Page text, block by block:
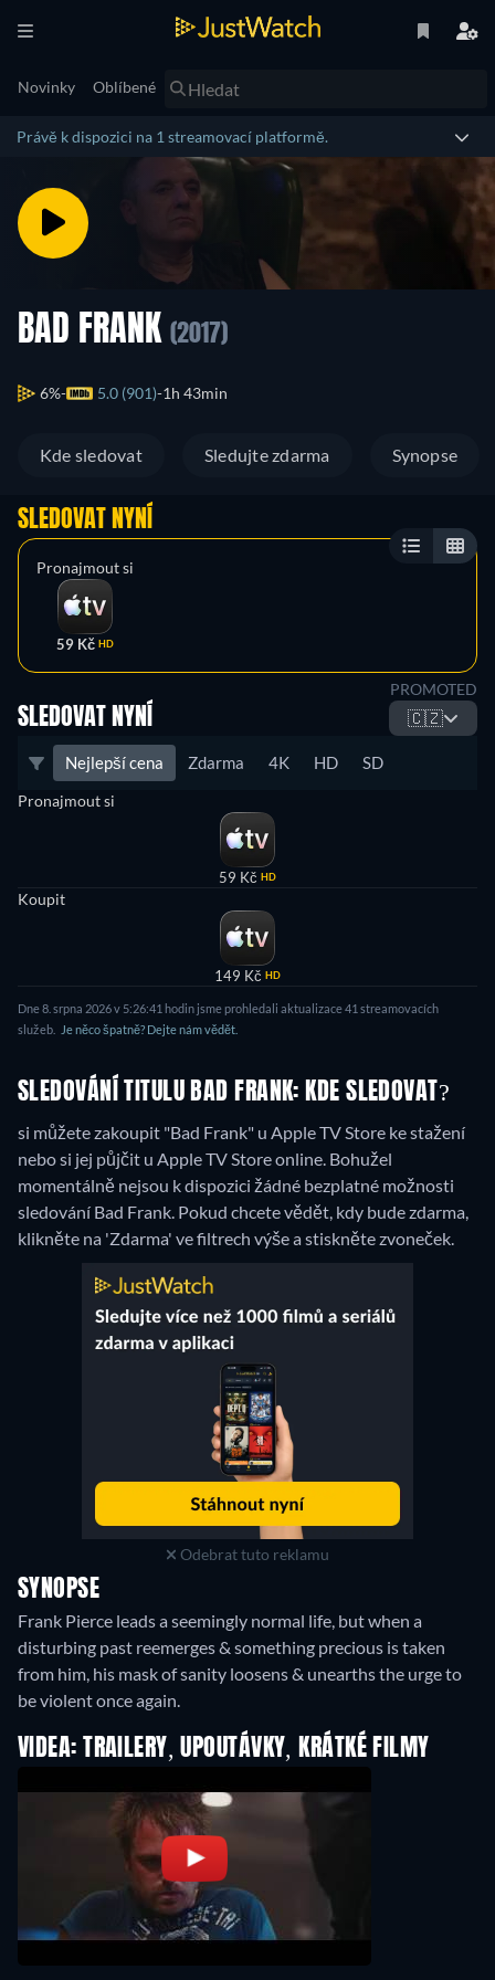
Novinky Oblíbené
Právě k dispozici na 1 streamovací platformě.
BAD FRANK (2017)
6% 5.0 (901) 1h 43min
Kde sledovat Sledujte zdarma Synopse
SLEDOVAT NYNÍ
Pronajmout si
59 Kč HD
PROMOTED
SLEDOVAT NYNÍ 🇨🇿
Nejlepší cena Zdarma 4K HD SD
Pronajmout si
59 Kč HD
Koupit
149 Kč HD
Dne 8. srpna 2026 v 5:26:41 hodin jsme prohledali aktualizace 41 streamovacích
služeb.
Je něco špatně? Dejte nám vědět.
SLEDOVÁNÍ TITULU BAD FRANK: KDE SLEDOVAT?
si můžete zakoupit "Bad Frank" u Apple TV Store ke stažení
nebo si jej půjčit u Apple TV Store online. Bohužel
momentálně nejsou k dispozici žádné bezplatné možnosti
sledování Bad Frank. Pokud chcete vědět, kdy bude zdarma,
klikněte na 'Zdarma' ve filtrech výše a stiskněte zvoneček.
Odebrat tuto reklamu
SYNOPSE
Frank Pierce leads a seemingly normal life, but when a
disturbing past reemerges & something precious is taken
from him, his mask of sanity loosens & unearths the urge to
be violent once again.
VIDEA: TRAILERY, UPOUTÁVKY, KRÁTKÉ FILMY